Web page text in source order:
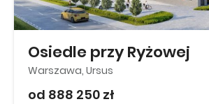
Osiedle przy Ryżowej
Warszawa, Ursus
od 888 250 zł